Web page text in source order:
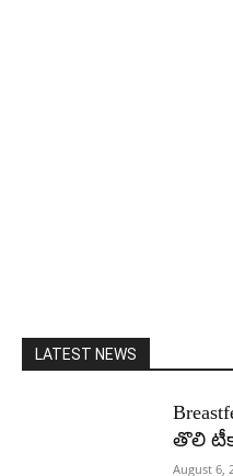
LATEST NEWS
తొలి
August 6,